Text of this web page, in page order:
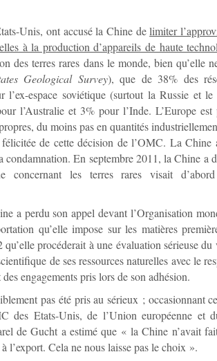
Unis, ont accusé la Chine delimiter
à la production d’appareils de haute
des terres rares dans le monde, bien qu’elle
Geological Survey), que de 38% des
l’ex-espace soviétique (surtout la Russie et
l’Australie et 3% pour l’Inde. L’Europe est
du moins pas en quantités
félicitée de cette décision de l’OMC. La Chine
condamnation. En septembre 2011, la Chine a
concernant les terres rares visait
a perdu son appel devant l’Organisation
qu’elle impose sur les matières
procéderait à une évaluation sérieuse
de ses ressources naturelles avec le
engagements pris lors de son adhésion.
pas été pris au sérieux ; occasionnant
des Etats-Unis, de l’Union européenne et
de Gucht a estimé que « la Chine n’avait
l’export. Cela ne nous laisse pas le choix ».